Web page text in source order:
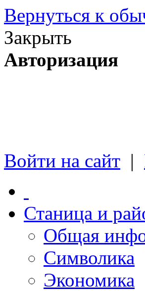
Вернуться к
Закрыть
Авторизация
Войти на сайт |
Станица и
Общая
Символика
Экономика